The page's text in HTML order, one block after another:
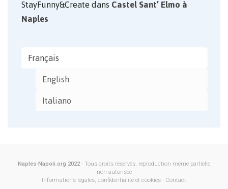
StayFunny&CreatedansCastel Sant’ Elmo à
Naples
Français
English
Italiano
Naples-Napoli.org 2022 - Tous droits réservés, reproduction même partielle
non autorisée
Informations légales, confidentialité et cookies - Contact